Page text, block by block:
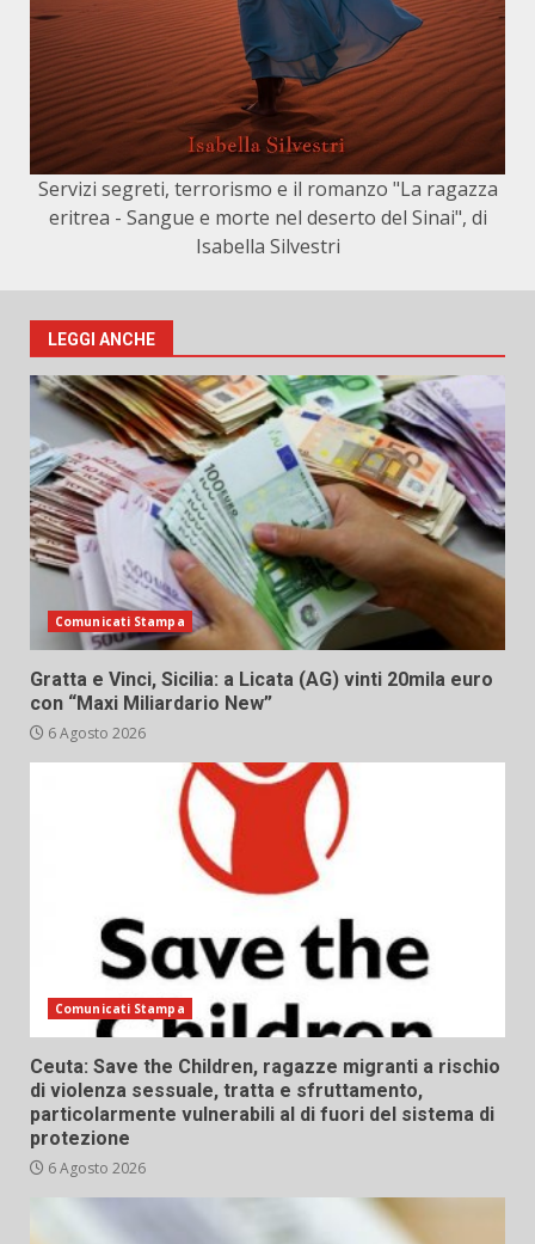
Servizi segreti, terrorismo e il romanzo "La ragazza
eritrea - Sangue e morte nel deserto del Sinai", di
Isabella Silvestri
LEGGI ANCHE
Comunicati Stampa
Gratta e Vinci, Sicilia: a Licata (AG) vinti 20mila euro
con “Maxi Miliardario New”
6 Agosto 2026
Comunicati Stampa
Ceuta: Save the Children, ragazze migranti a rischio
di violenza sessuale, tratta e sfruttamento,
particolarmente vulnerabili al di fuori del sistema di
protezione
6 Agosto 2026